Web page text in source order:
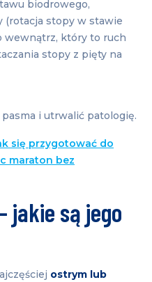
biodrowego,
(rotacja stopy w stawie
wewnątrz, który to ruch
stopy z pięty na
i utrwalić patologię.
się przygotować do
maraton bez
jakie są jego
ostrym lub